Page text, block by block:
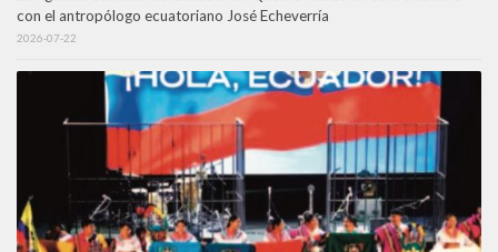
con el antropólogo ecuatoriano José Echeverría
2026-07-22